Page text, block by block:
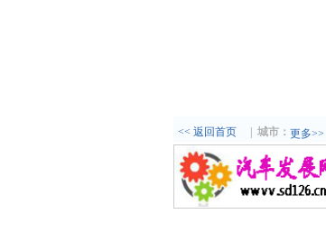
<< 返回首页 城市： 更多>>